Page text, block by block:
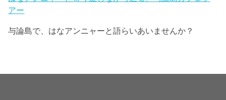
アー
与論島で、はなアンニャーと語らいあいませんか？